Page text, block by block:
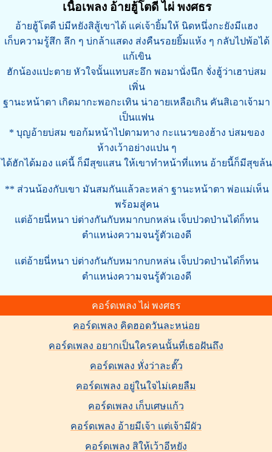
เนื้อเพลง อ้ายฮู้โตดี ไผ่ พงศธร
อ้ายฮู้โตดี บ่มีหยังสิสู้เขาได้ แค่เจ้ายิ้มให้ นิดหนึ่งกะยังมีแฮง
เก็บความรู้สึก ลึก ๆ บ่กล้าแสดง ส่งคืนรอยยิ้มแห้ง ๆ กลับไปพ้อได้
แก้เขิน
ฮักน้องแปะตาย หัวใจนั้นแทบสะอึก พอมานั่งนึก จั่งฮู้ว่าเฮาบ่สม
เพิ่น
ฐานะหน้าตา เกิดมากะพอกะเทิน น่าอายเหลือเกิน คันสิเอาเจ้ามา
เป็นแฟน
* บุญอ้ายบ่สม ขอก้มหน้าไปตามทาง กะแนวของฮ้าง บ่สมของ
ห้างเว้าอย่างแปน ๆ
ได้ฮักได้มอง แค่นี้ ก็มีสุขแสน ให้เขาทำหน้าที่แทน อ้ายนี้ก็มีสุขล้น
** ส่วนน้องกับเขา มันสมกันแล้วละหล่า ฐานะหน้าตา พ่อแม่เห็น
พร้อมสู่คน
แต่อ้ายนี่หนา บ่ต่างกันกับหมากบกหล่น เจ็บปวดป่านได๋ก็ทน
ตำแหน่งความจนรู้ตัวเองดี
แต่อ้ายนี่หนา บ่ต่างกันกับหมากบกหล่น เจ็บปวดป่านได๋ก็ทน
ตำแหน่งความจนรู้ตัวเองดี
คอร์ดเพลง ไผ่ พงศธร
คอร์ดเพลง คิดฮอดวันละหน่อย
คอร์ดเพลง อยากเป็นใครคนนั้นที่เธอฝันถึง
คอร์ดเพลง หั่งว่าละตั๊ว
คอร์ดเพลง อยู่ในใจไม่เคยลืม
คอร์ดเพลง เก็บเศษแก้ว
คอร์ดเพลง อ้ายมีเจ้า แต่เจ้ามีผัว
คอร์ดเพลง สิให้เว้าอีหยัง